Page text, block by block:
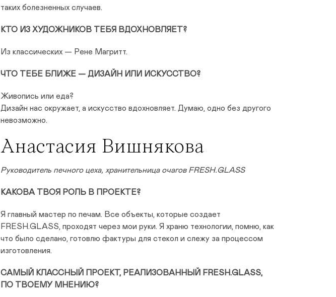
таких болезненных случаев.
КТО ИЗ ХУДОЖНИКОВ ТЕБЯ ВДОХНОВЛЯЕТ?
Из классических — Рене Магритт.
ЧТО ТЕБЕ БЛИЖЕ — ДИЗАЙН ИЛИ ИСКУССТВО?
Живопись или еда?
Дизайн нас окружает, а искусство вдохновляет. Думаю, одно без другого
невозможно.
Анастасия Вишнякова
Руководитель печного цеха, хранительница очагов FRESH.GLASS
КАКОВА ТВОЯ РОЛЬ В ПРОЕКТЕ?
Я главный мастер по печам. Все объекты, которые создает
FRESH.GLASS, проходят через мои руки. Я храню технологии, помню, как
что было сделано, готовлю фактуры для стекол и слежу за процессом
изготовления.
САМЫЙ КЛАССНЫЙ ПРОЕКТ, РЕАЛИЗОВАННЫЙ FRESH.GLASS,
ПО ТВОЕМУ МНЕНИЮ?